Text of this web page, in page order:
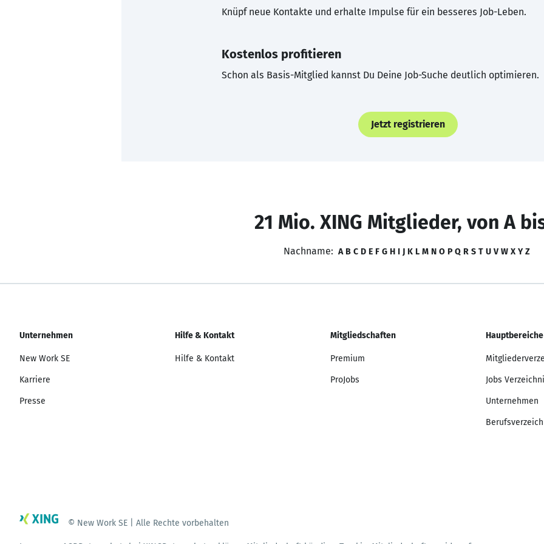
Knüpf neue Kontakte und erhalte Impulse für ein besseres Job-Leben.
Kostenlos profitieren
Schon als Basis-Mitglied kannst Du Deine Job-Suche deutlich optimieren.
Jetzt registrieren
21 Mio. XING Mitglieder, von A
Nachname: A B C D E F G H I J K L M N O P Q R S T U V W X Y Z
Unternehmen
New Work SE
Karriere
Presse
Hilfe & Kontakt
Hilfe & Kontakt
Mitgliedschaften
Premium
ProJobs
Hauptbereiche
Jobs
Unternehmen
© New Work SE | Alle Rechte vorbehalten